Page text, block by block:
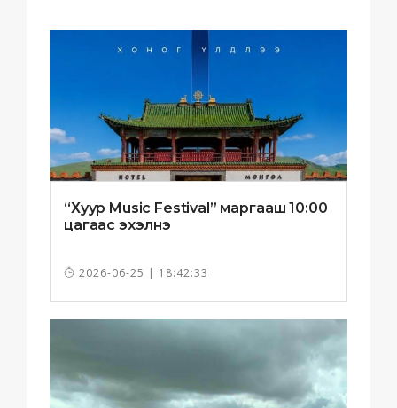
“Хуур Music Festival” маргааш 10:00
цагаас эхэлнэ
2026-06-25 | 18:42:33